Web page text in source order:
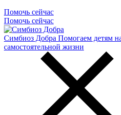
Помочь сейчас
Помочь сейчас
Симбиоз Добра Помогаем детям
самостоятельной жизни